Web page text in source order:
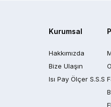
Kurumsal
Hakkımızda
Bize Ulaşın
Isı Pay Ölçer S.S.S